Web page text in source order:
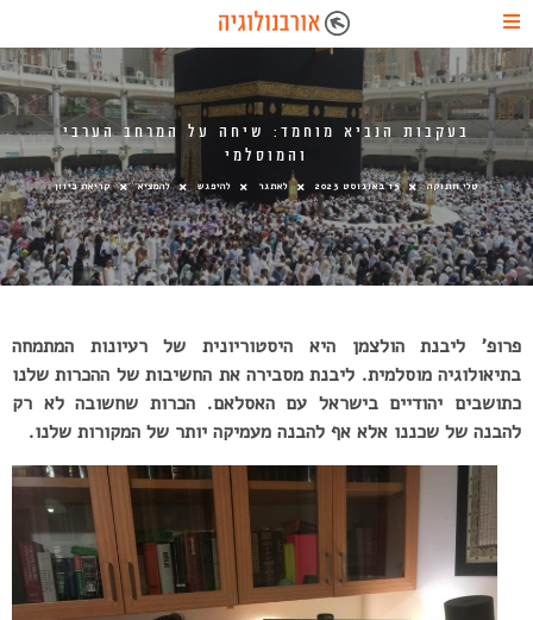
בעקבות הנביא מוחמד: שיחה על המרחב הערבי
והמוסלמי
טלי חתוקה 15 באוגוסט 2023 לאתגר להיפגש להמציא קריאת כיוון
פרופ’ ליבנת הולצמן היא היסטוריונית של רעיונות המתמחה
בתיאולוגיה מוסלמית. ליבנת מסבירה את החשיבות של ההכרות שלנו
כתושבים יהודיים בישראל עם האסלאם. הכרות שחשובה לא רק
להבנה של שכננו אלא אף להבנה מעמיקה יותר של המקורות שלנו.